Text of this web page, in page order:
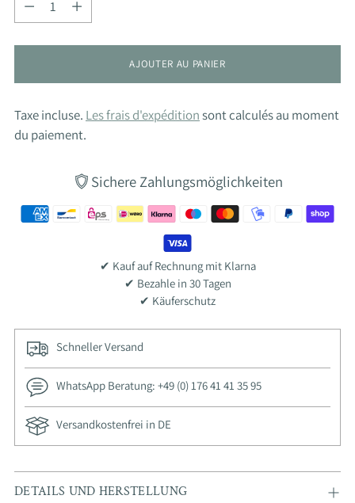
AJOUTER AU PANIER
Taxe incluse. Les frais d'expéditionsont calculés au moment
du paiement.
Sichere Zahlungsmöglichkeiten
✔ Kauf auf Rechnung mit Klarna
✔ Bezahle in 30 Tagen
✔ Käuferschutz
Schneller Versand
WhatsApp Beratung: +49 (0) 176 41 41 35 95
Versandkostenfrei in DE
Ajouter
un
DETAILS UND HERSTELLUNG